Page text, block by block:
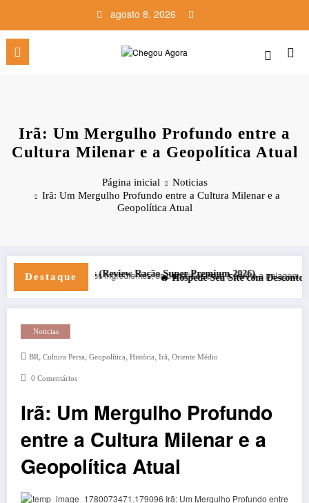
o
conteúdo
agosto 8, 2026
Irã: Um Mergulho Profundo entre a
Cultura Milenar e a Geopolítica Atual
Página inicial
Noticias
Irã: Um Mergulho Profundo entre a Cultura Milenar e a
Geopolítica Atual
Destaque
Grátis (Review Ração Super Premium 2026)
🔥 Hospede Seu Site com Desconto
Noticias
BR, Cultura Persa, Geopolítica, História, Irã, Oriente Médio
0 Comentários
Irã: Um Mergulho Profundo
entre a Cultura Milenar e a
Geopolítica Atual